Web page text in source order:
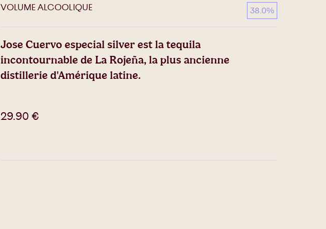
VOLUME ALCOOLIQUE 38.0%
Jose Cuervo especial silver est la tequila
incontournable de La Rojeña, la plus ancienne
distillerie d'Amérique latine.
29.90€